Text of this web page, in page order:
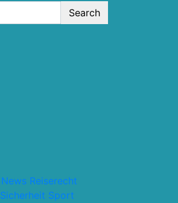
Search
News Reiserecht
Sicherheit Sport